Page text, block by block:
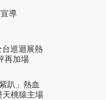
導
巡迴展熱
再加場
趴」熱血
天桃猿主場